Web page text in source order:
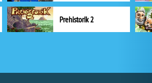
Prehistorik 2